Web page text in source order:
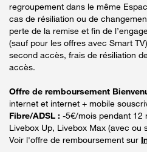
regroupement dans le même
cas de résiliation ou de
perte de la remise et fin de
(sauf pour les offres avec Smart
second accès, frais de résiliation
accès.
Offre de remboursement
internet et internet + mobile
Fibre/ADSL : -5€/mois pendant 12
Livebox Up, Livebox Max (avec ou
Voir l'offre de remboursement sur